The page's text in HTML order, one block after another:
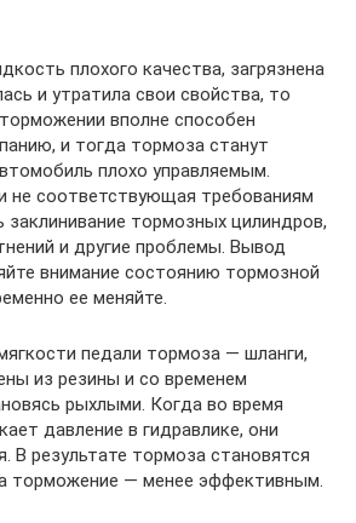
плохого качества, загрязнена
и утратила свои свойства, то
вполне способен
и тогда тормоза станут
плохо управляемым.
не соответствующая требованиям
тормозных цилиндров,
и другие проблемы. Вывод
внимание состоянию тормозной
ее меняйте.
педали тормоза — шланги,
из резины и со временем
рыхлыми. Когда во время
давление в гидравлике, они
В результате тормоза становятся
а торможение — менее эффективным.